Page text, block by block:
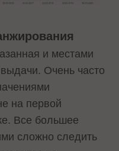
и местами
Очень часто
на первой
Все большее
сложно следить